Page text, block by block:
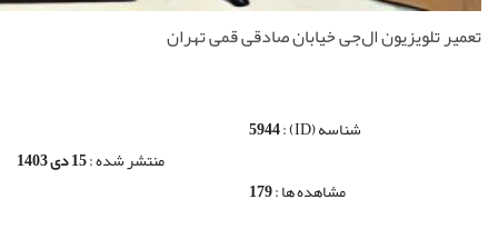
تعمیر تلویزیون ال‌جی خیابان صادقی قمی تهران
شناسه (ID) :
5944
منتشر شده :15 دی 1403
مشاهده ها :179